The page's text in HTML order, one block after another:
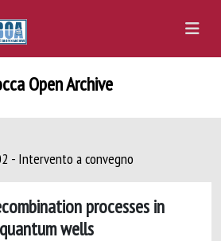
Open Archive
- Intervento a convegno
processes in
wells